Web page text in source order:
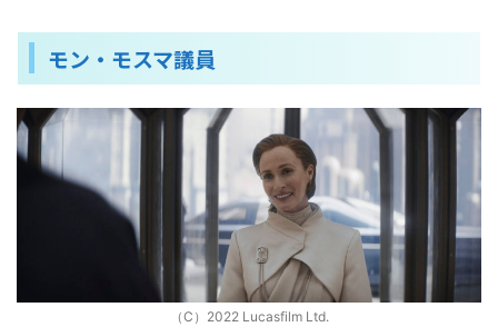
モン・モスマ議員
（C）2022 Lucasfilm Ltd.